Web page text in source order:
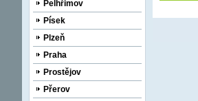
Pelhřimov
Písek
Plzeň
Praha
Prostějov
Přerov